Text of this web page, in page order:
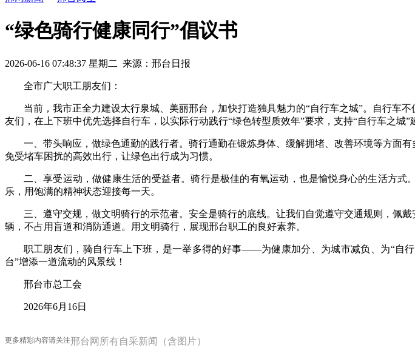
“绿色骑行健康同行”倡议书
2026-06-16 07:48:37 星期二 来源：邢台日报
全市广大职工朋友们：
当前，我市正全力建设太行泉城、美丽邢台，加快打造独具魅力的“自行车之城”。自行车
友们，在上下班中优先选择自行车，以实际行动践行“绿色转型质效年”要求，支持“自行车之城”
一、带头响应，做绿色通勤的践行者。骑行通勤在锻炼身体、缓解拥堵、改善环境等方面
免受堵车困扰的高效出行，让绿色出行成为习惯。
二、享受运动，做健康生活的受益者。骑行是极佳的有氧运动，也是愉悦身心的生活方
乐，用饱满的精神状态迎接每一天。
三、遵守交规，做文明骑行的示范者。安全是骑行的底线。让我们自觉遵守交通规则，佩
辆，不占用盲道和消防通道。用文明骑行，展现邢台职工的良好素养。
职工朋友们，骑自行车上下班，是一举多得的好事——为健康加分、为城市减负、为“自
台”增添一道流动的风景线！
邢台市总工会
2026年6月16日
更多精彩内容请关注邢台网所有自采新闻（含图片）